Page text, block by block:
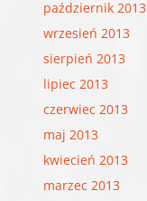
październik 2013
wrzesień 2013
sierpień 2013
lipiec 2013
czerwiec 2013
maj 2013
kwiecień 2013
marzec 2013